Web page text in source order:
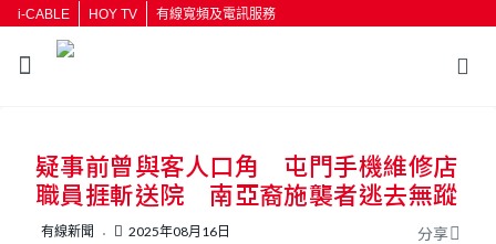
i-CABLE HOY TV 有線寬頻及電訊服務
疑事前曾與客人口角 屯門手機維修店
職員捱斬送院 南亞裔施襲者逃去無蹤
有線新聞 2025年08月16日 分享